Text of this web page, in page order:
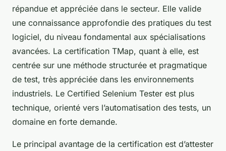
répandue et appréciée dans le secteur. Elle valide
une connaissance approfondie des pratiques du test
logiciel, du niveau fondamental aux spécialisations
avancées. La certification TMap, quant à elle, est
centrée sur une méthode structurée et pragmatique
de test, très appréciée dans les environnements
industriels. Le Certified Selenium Tester est plus
technique, orienté vers l’automatisation des tests, un
domaine en forte demande.
Le principal avantage de la certification est d’attester